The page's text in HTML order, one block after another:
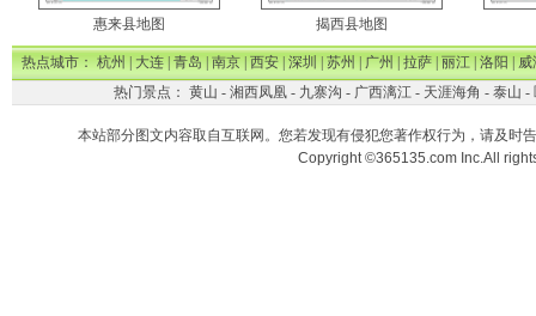
惠来县地图 揭西县地图
热点城市：杭州|大连|青岛|南京|西安|深圳|苏州|广州|拉萨|丽江|洛阳|威
热门景点： 黄山 - 湘西凤凰- 九寨沟 - 广西漓江- 天涯海角 - 泰山 -
本站部分图文内容取自互联网。您若发现有侵犯您著作权行为，请及时
Copyright ©365135.com Inc.All